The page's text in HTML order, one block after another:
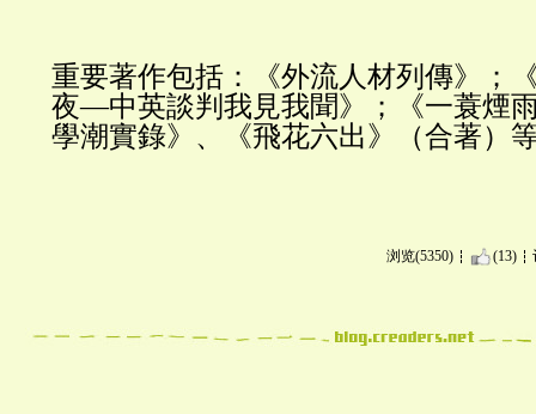
重要著作包括：《外流人材列傳》；
夜—中英談判我見我聞》；《一蓑煙
學潮實錄》、《飛花六出》（合著）
浏览(5350) (13)